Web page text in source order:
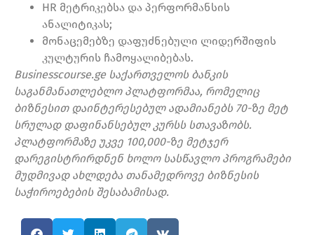
HR მეტრიკებსა და პერფორმანსის
ანალიტიკას;
მონაცემებზე დაფუძნებული ლიდერშიფის
კულტურის ჩამოყალიბებას.
Businesscourse.ge საქართველოს ბანკის
საგანმანათლებლო პლატფორმაა, რომელიც
ბიზნესით დაინტერესებულ ადამიანებს 70-ზე მეტ
სრულად დაფინანსებულ კურსს სთავაზობს.
პლატფორმაზე უკვე 100,000-ზე მეტჯერ
დარეგისტრირდნენ ხოლო სასწავლო პროგრამები
მუდმივად ახლდება თანამედროვე ბიზნესის
საჭიროებების შესაბამისად.